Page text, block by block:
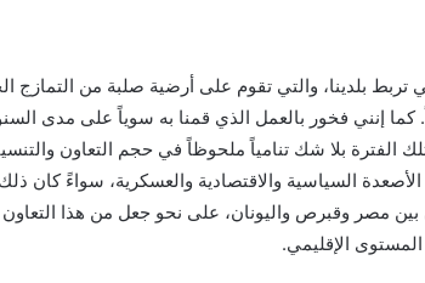
تربط بلدينا، والتي تقوم على أرضية صلبة من التمازج
إنني فخور بالعمل الذي قمنا به سوياً على مدى
الفترة بلا شك تنامياً ملحوظاً في حجم التعاون
السياسية والاقتصادية والعسكرية، سواءً كان
بين مصر وقبرص واليونان، على نحو جعل من هذا التعاون
الإقليمي.